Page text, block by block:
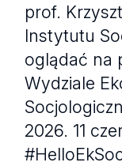
prof.
Instytutu
oglądać na
Wydziale
2026. 11